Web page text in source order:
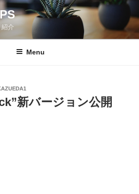
介
Menu
新バージョン公開